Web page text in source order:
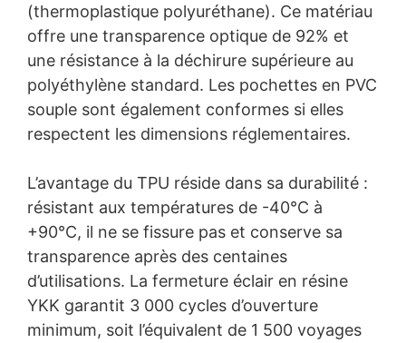
(thermoplastique polyuréthane). Ce matériau
offre une transparence optique de 92% et
une résistance à la déchirure supérieure au
polyéthylène standard. Les pochettes en PVC
souple sont également conformes si elles
respectent les dimensions réglementaires.
L’avantage du TPU réside dans sa durabilité :
résistant aux températures de -40°C à
+90°C, il ne se fissure pas et conserve sa
transparence après des centaines
d’utilisations. La fermeture éclair en résine
YKK garantit 3 000 cycles d’ouverture
minimum, soit l’équivalent de 1 500 voyages